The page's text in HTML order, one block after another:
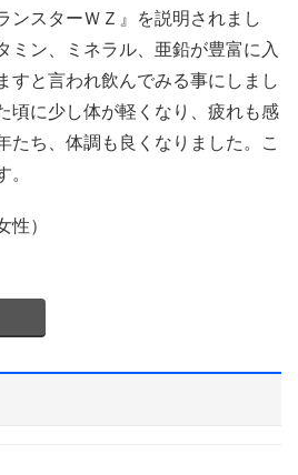
ンスターＷＺ』を説明されまし
ミン、ミネラル、亜鉛が豊富に入
すと言われ飲んでみる事にしまし
頃に少し体が軽くなり、疲れも感
たち、体調も良くなりました。こ
。
）